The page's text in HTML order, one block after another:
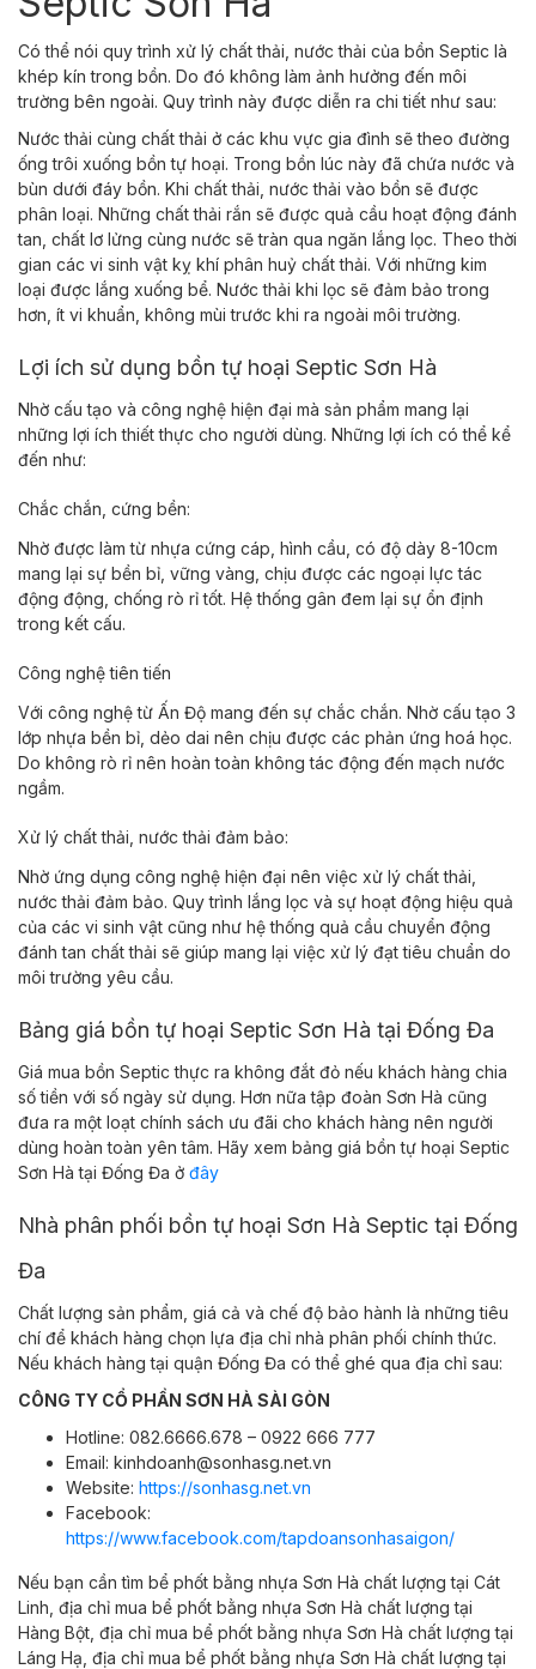
Có thể nói quy trình xử lý chất thải, nước thải của bồn Septic là
khép kín trong bồn. Do đó không làm ảnh hưởng đến môi
trường bên ngoài. Quy trình này được diễn ra chi tiết như sau:
Nước thải cùng chất thải ở các khu vực gia đình sẽ theo đường
ống trôi xuống bồn tự hoại. Trong bồn lúc này đã chứa nước và
bùn dưới đáy bồn. Khi chất thải, nước thải vào bồn sẽ được
phân loại. Những chất thải rắn sẽ được quả cầu hoạt động đánh
tan, chất lơ lửng cùng nước sẽ tràn qua ngăn lắng lọc. Theo thời
gian các vi sinh vật kỵ khí phân huỷ chất thải. Với những kim
loại được lắng xuống bể. Nước thải khi lọc sẽ đảm bảo trong
hơn, ít vi khuẩn, không mùi trước khi ra ngoài môi trường.
Lợi ích sử dụng bồn tự hoại Septic Sơn Hà
Nhờ cấu tạo và công nghệ hiện đại mà sản phẩm mang lại
những lợi ích thiết thực cho người dùng. Những lợi ích có thể kể
đến như:
Chắc chắn, cứng bền:
Nhờ được làm từ nhựa cứng cáp, hình cầu, có độ dày 8-10cm
mang lại sự bền bỉ, vững vàng, chịu được các ngoại lực tác
động động, chống rò rỉ tốt. Hệ thống gân đem lại sự ổn định
trong kết cấu.
Công nghệ tiên tiến
Với công nghệ từ Ấn Độ mang đến sự chắc chắn. Nhờ cấu tạo 3
lớp nhựa bền bỉ, dẻo dai nên chịu được các phản ứng hoá học.
Do không rò rỉ nên hoàn toàn không tác động đến mạch nước
ngầm.
Xử lý chất thải, nước thải đảm bảo:
Nhờ ứng dụng công nghệ hiện đại nên việc xử lý chất thải,
nước thải đảm bảo. Quy trình lắng lọc và sự hoạt động hiệu quả
của các vi sinh vật cũng như hệ thống quả cầu chuyển động
đánh tan chất thải sẽ giúp mang lại việc xử lý đạt tiêu chuẩn do
môi trường yêu cầu.
Bảng giá bồn tự hoại Septic Sơn Hà tại Đống Đa
Giá mua bồn Septic thực ra không đắt đỏ nếu khách hàng chia
số tiền với số ngày sử dụng. Hơn nữa tập đoàn Sơn Hà cũng
đưa ra một loạt chính sách ưu đãi cho khách hàng nên người
dùng hoàn toàn yên tâm. Hãy xem bảng giá bồn tự hoại Septic
Sơn Hà tại Đống Đa ở đây
Nhà phân phối bồn tự hoại Sơn Hà Septic tại Đống
Đa
Chất lượng sản phẩm, giá cả và chế độ bảo hành là những tiêu
chí để khách hàng chọn lựa địa chỉ nhà phân phối chính thức.
Nếu khách hàng tại quận Đống Đa có thể ghé qua địa chỉ sau:
CÔNG TY CỔ PHẦN SƠN HÀ SÀI GÒN
Hotline: 082.6666.678 – 0922 666 777
Email: kinhdoanh@sonhasg.net.vn
Website: https://sonhasg.net.vn
Facebook:
https://www.facebook.com/tapdoansonhasaigon/
Nếu bạn cần tìm bể phốt bằng nhựa Sơn Hà chất lượng tại Cát
Linh, địa chỉ mua bể phốt bằng nhựa Sơn Hà chất lượng tại
Hàng Bột, địa chỉ mua bể phốt bằng nhựa Sơn Hà chất lượng tại
Láng Hạ, địa chỉ mua bể phốt bằng nhựa Sơn Hà chất lượng tại